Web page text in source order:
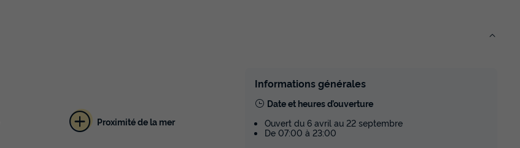
Proximité de la mer
Informations générales
Date et heures d’ouverture
Ouvert du 6 avril au 22 septembre
De 07:00 à 23:00